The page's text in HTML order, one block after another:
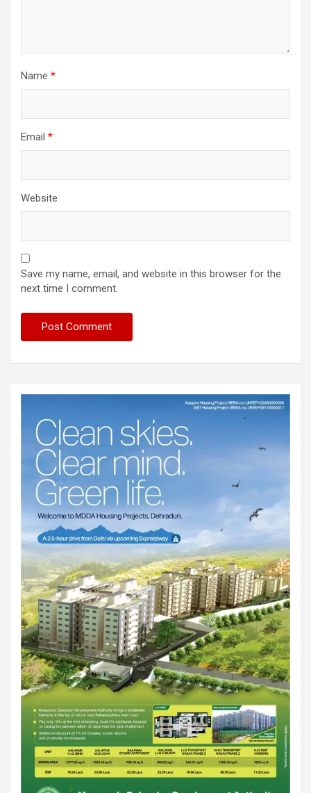
Name *
Email *
Website
Save my name, email, and website in this browser for the
next time I comment.